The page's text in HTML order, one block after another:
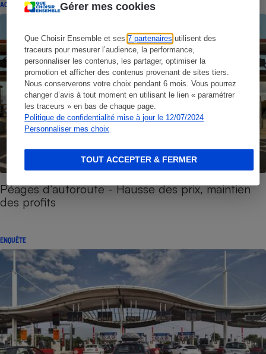
Gérer mes cookies
Que Choisir Ensemble et ses7 partenaires utilisent des
traceurs pour mesurer l’audience, la performance,
personnaliser les contenus, les partager, optimiser la
promotion et afficher des contenus provenant de sites tiers.
Nous conserverons votre choix pendant 6 mois. Vous pourrez
changer d’avis à tout moment en utilisant le lien « paramétrer
les traceurs » en bas de chaque page.
Politique de confidentialité mise à jour le 12/07/2024
Personnaliser mes choix
TOUT ACCEPTER & FERMER
ACTUALITÉ
Péages d’autoroute - Hausse des prix, maintien
des profits
ENQUÊTE